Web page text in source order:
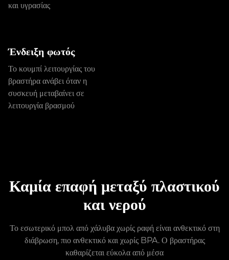
και υγρασίας
Ένδειξη φωτός
Το κουμπί λειτουργίας του
βραστήρα ανάβει όταν η
συσκευή μεταβαίνει σε
λειτουργία βρασμού
Καμία επαφή μεταξύ πλαστικού
και νερού
Το εσωτερικό μπολ από χάλυβα χωρίς ραφή είναι ανθεκτικό στη
διάβρωση, πιο ανθεκτικό και χωρίς BPA. Ο βραστήρας
καθαρίζεται εύκολα από μέσα